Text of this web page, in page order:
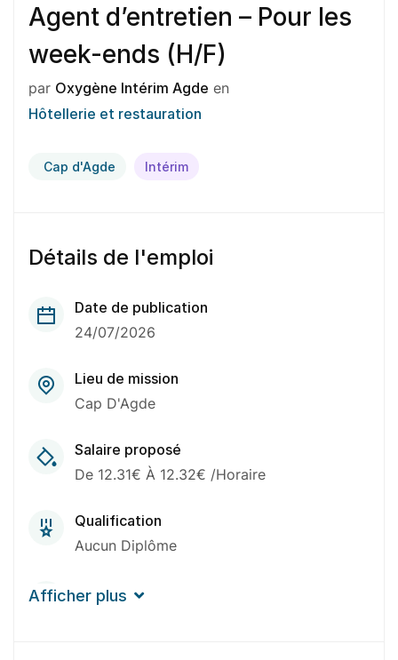
Agent d’entretien – Pour les
week-ends (H/F)
par Oxygène Intérim Agde en
Hôtellerie et restauration
Cap d'Agde Intérim
Détails de l'emploi
Date de publication
24/07/2026
Lieu de mission
Cap D'Agde
Salaire proposé
De 12.31€ À 12.32€ /Horaire
Qualification
Aucun Diplôme
Expérience
Afficher plus